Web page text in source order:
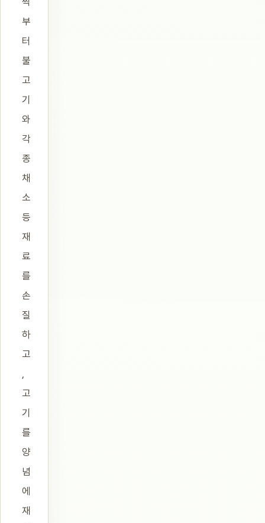
부
터
불
고
기
와
각
종
채
소
등
재
료
를
손
질
하
고
고
기
를
양
념
에
재